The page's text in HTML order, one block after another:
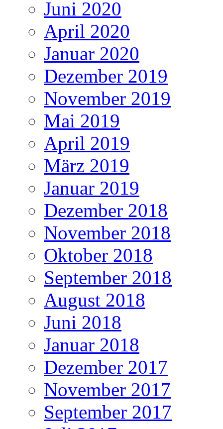
Juni 2020
April 2020
Januar 2020
Dezember 2019
November 2019
Mai 2019
April 2019
März 2019
Januar 2019
Dezember 2018
November 2018
Oktober 2018
September 2018
August 2018
Juni 2018
Januar 2018
Dezember 2017
November 2017
September 2017